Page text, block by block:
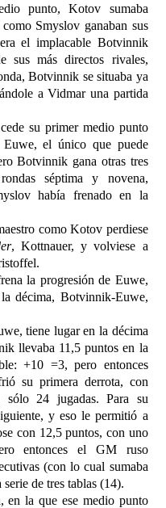
punto, Kotov sumaba
Smyslov ganaban sus
el implacable Botvinnik
sus más directos rivales,
Botvinnik se situaba ya
a Vidmar una partida
su primer medio punto
el único que puede
Botvinnik gana otras tres
séptima y novena,
había frenado en la
como Kotov perdiese
, Kottnauer, y volviese a
la progresión de Euwe,
décima, Botvinnik-Euwe,
tiene lugar en la décima
llevaba 11,5 puntos en la
+10 =3, pero entonces
su primera derrota, con
24 jugadas. Para su
y eso le permitió a
con 12,5 puntos, con uno
entonces el GM ruso
(con lo cual sumaba
de tres tablas (14).
en la que ese medio punto